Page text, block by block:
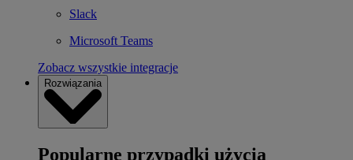
Slack
Microsoft Teams
Zobacz wszystkie integracje
Rozwiązania
Popularne przypadki użycia